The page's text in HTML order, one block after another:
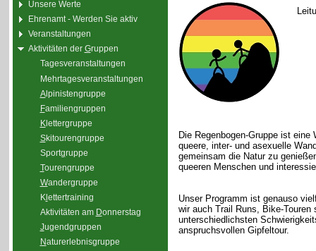
Unsere Werte
Ehrenamt - Werden Sie aktiv
Veranstaltungen
Aktivitäten der Gruppen
Tagesveranstaltungen
Mehrtagesveranstaltungen
Alpinistengruppe
Familiengruppen
Klettergruppe
Skitourengruppe
Sportgruppe
Tourengruppe
Wandergruppe
Kl ettertraining
Aktivitäten am Donnerstag
Jugendgruppen
Naturerlebnisgruppe
Die Regenbogen-Gruppe ist
queere, inter- und asexuelle
gemeinsam die Natur zu
queeren Menschen und
Unser Programm ist genauso
wir auch Trail Runs, Bike-Touren
unterschiedlichsten
anspruchsvollen Gipfeltour.